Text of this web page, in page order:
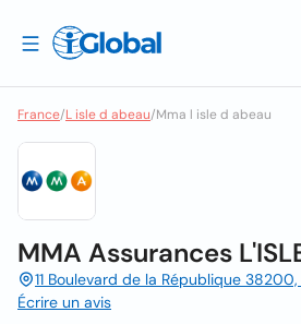
France/L isle d abeau/Mma l isle d abeau
MMA Assurances
11 Boulevard de la République
Écrire un avis